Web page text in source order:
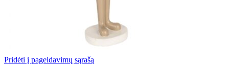
Pridėti į pageidavimų sąrašą